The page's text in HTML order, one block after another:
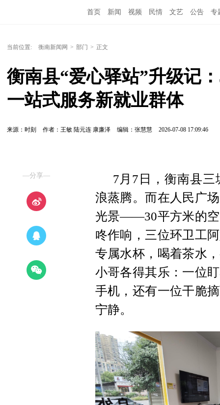
首页 新闻 视频 民情 文艺 公告 专
当前位置: 衡南新闻网 > 部门 > 正文
衡南县“爱心驿站”升级记
一站式服务新就业群体
来源：时刻 作者：王敏 陆元连 康廉泽 编辑：张慧慧 2026-07-08 17:09:46
—分享—
7月7日，衡南县
浪蒸腾。而在人民广
光景——30平方米的空
咚作响，三位环卫工
专属水杯，喝着茶水
小哥各得其乐：一位
手机，还有一位干脆
宁静。